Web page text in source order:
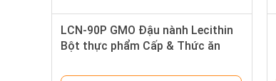
LCN-90P GMO Đậu nành Lecithin
Bột thực phẩm Cấp & Thức ăn